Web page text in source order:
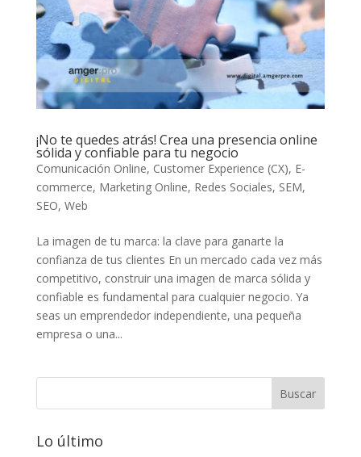
¡No te quedes atrás! Crea una presencia online
sólida y confiable para tu negocio
Comunicación Online, Customer Experience (CX), E-
commerce, Marketing Online, Redes Sociales, SEM,
SEO, Web
La imagen de tu marca: la clave para ganarte la
confianza de tus clientes En un mercado cada vez más
competitivo, construir una imagen de marca sólida y
confiable es fundamental para cualquier negocio. Ya
seas un emprendedor independiente, una pequeña
empresa o una...
Lo último